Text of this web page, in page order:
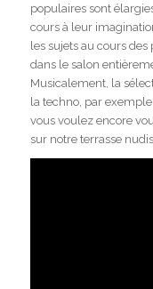
populaires sont
cours à leur
les sujets au cours
dans le salon
Musicalement, la
la techno, par
vous voulez encore
sur notre terrasse